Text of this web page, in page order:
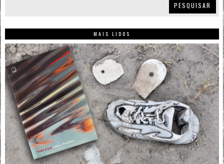
PESQUISAR
MAIS LIDOS